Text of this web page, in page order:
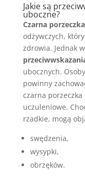
Jakie są
uboczne?
Czarna porzeczka
odżywczych,
zdrowia. Jednak
ubocznych.
powinny
czarna porzeczka
uczuleniowe.
rzadkie, mogą
swędzenia,
wysypki,
obrzęków.